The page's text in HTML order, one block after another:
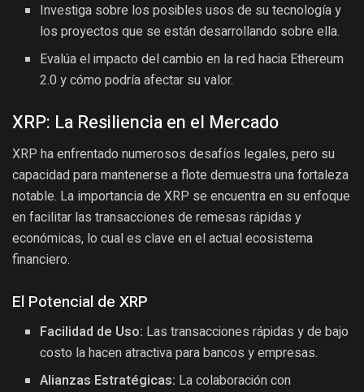
Investiga sobre los posibles usos de su tecnología y
los proyectos que se están desarrollando sobre ella.
Evalúa el impacto del cambio en la red hacia Ethereum
2.0 y cómo podría afectar su valor.
XRP: La Resiliencia en el Mercado
XRP ha enfrentado numerosos desafíos legales, pero su
capacidad para mantenerse a flote demuestra una fortaleza
notable. La importancia de XRP se encuentra en su enfoque
en facilitar las transacciones de remesas rápidas y
económicas, lo cual es clave en el actual ecosistema
financiero.
El Potencial de XRP
Facilidad de Uso: Las transacciones rápidas y de bajo
costo la hacen atractiva para bancos y empresas.
Alianzas Estratégicas: La colaboración con